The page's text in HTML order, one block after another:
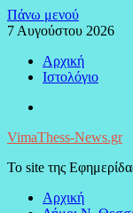
Μεταπηδήστε
στο
Πάνω μενού
7 Αυγούστου 2026
Αρχική
Ιστολόγιο
VimaThess-News.gr
Το site της
Αρχική